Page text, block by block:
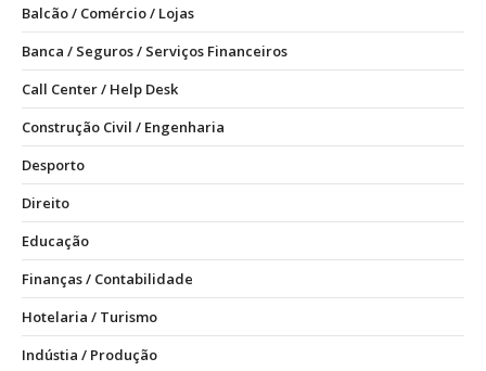
Balcão / Comércio / Lojas
Banca / Seguros / Serviços Financeiros
Call Center / Help Desk
Construção Civil / Engenharia
Desporto
Direito
Educação
Finanças / Contabilidade
Hotelaria / Turismo
Indústia / Produção